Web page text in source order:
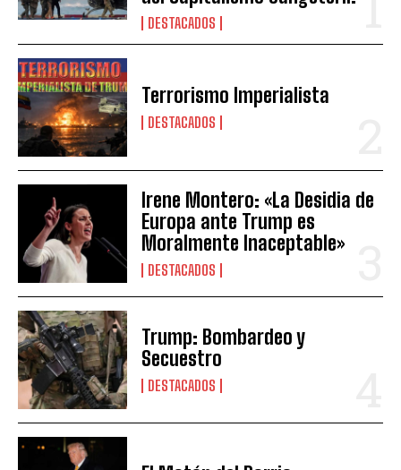
DESTACADOS
Terrorismo Imperialista
DESTACADOS
Irene Montero: «La Desidia de
Europa ante Trump es
Moralmente Inaceptable»
DESTACADOS
Trump: Bombardeo y
Secuestro
DESTACADOS